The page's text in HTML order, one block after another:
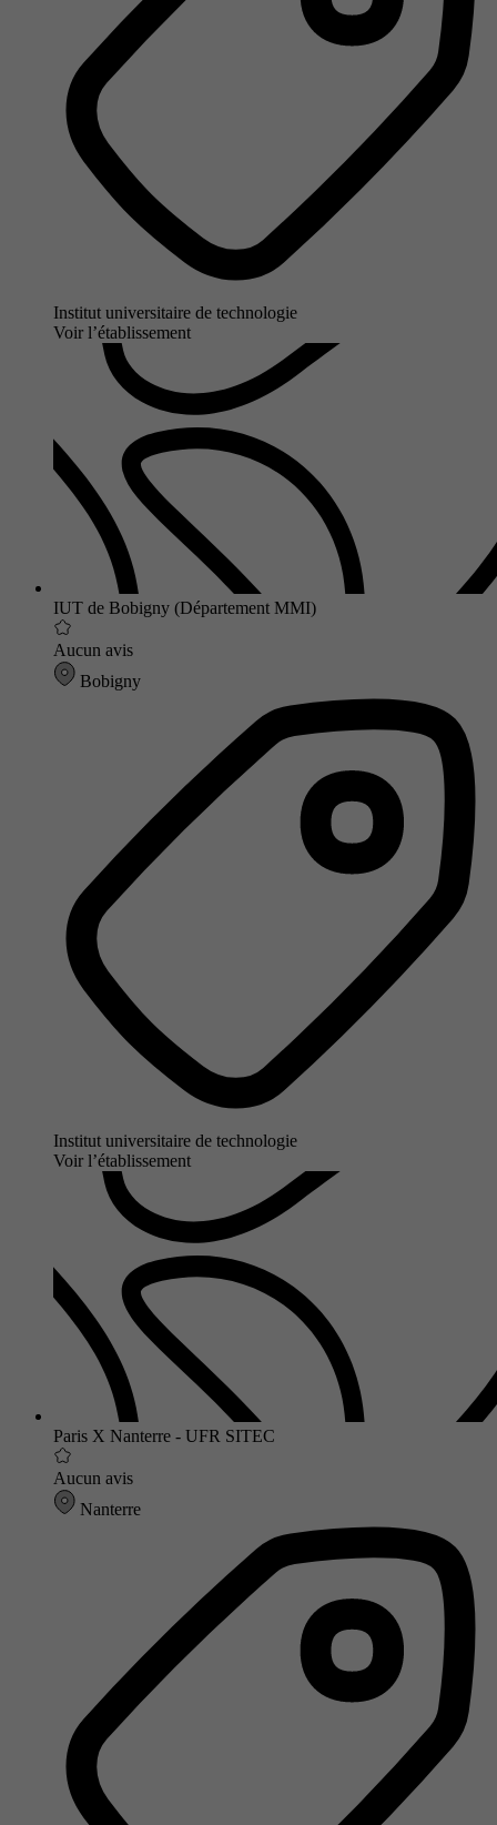
Institut universitaire de technologie
Voir l’établissement
IUT de Bobigny (Département MMI)
Aucun avis
Bobigny
Institut universitaire de technologie
Voir l’établissement
Paris X Nanterre - UFR SITEC
Aucun avis
Nanterre